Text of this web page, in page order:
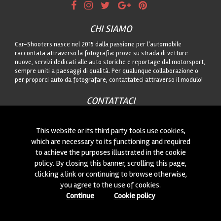
CHI SIAMO
Car-Shooters nasce nel 2015 dalla passione per l'automobile
raccontata attraverso la fotografia: prove su strada di vetture
nuove, servizi dedicati alle auto storiche e reportage dal motorsport,
sempre uniti a paesaggi di qualità. Per qualunque collaborazione o
per proporci auto da fotografare, contattateci attraverso il modulo!
CONTATTACI
© 2015-2026 CAR-SHOOTERS. ALL RIGHTS RESERVED.
This website or its third party tools use cookies,
which are necessary to its functioning and required
to achieve the purposes illustrated in the cookie
policy. By closing this banner, scrolling this page,
clicking a link or continuing to browse otherwise,
you agree to the use of cookies.
Continue
Cookie policy